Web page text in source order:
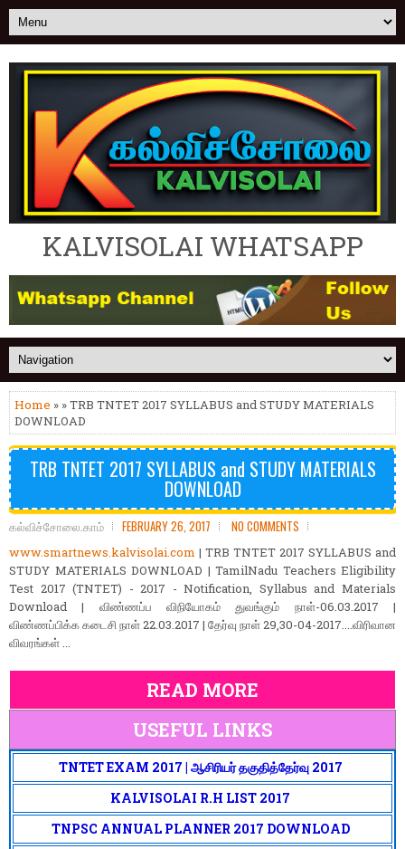
KALVISOLAI WHATSAPP
Home » » TRB TNTET 2017 SYLLABUS and STUDY MATERIALS
DOWNLOAD
TRB TNTET 2017 SYLLABUS and STUDY MATERIALS
DOWNLOAD
கல்விச்சோலை.காம் FEBRUARY 26, 2017 NO COMMENTS
www.smartnews.kalvisolai.com | TRB TNTET 2017 SYLLABUS and
STUDY MATERIALS DOWNLOAD | TamilNadu Teachers Eligibility
Test 2017 (TNTET) - 2017 - Notification, Syllabus and Materials
Download | விண்ணப்ப விநியோகம் துவங்கும் நாள்-06.03.2017 |
விண்ணப்பிக்க கடைசி நாள் 22.03.2017 | தேர்வு நாள் 29,30-04-2017....விரிவான
விவரங்கள் ...
READ MORE
USEFUL LINKS
TNTET EXAM 2017 | ஆசிரியர் தகுதித்தேர்வு 2017
KALVISOLAI R.H LIST 2017
TNPSC ANNUAL PLANNER 2017 DOWNLOAD